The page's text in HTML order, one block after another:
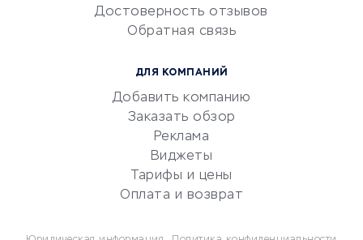
документооборот
Юридические компании
Бухгалтерия онлайн
Достоверность отзывов
Обратная связь
ДЛЯ КОМПАНИЙ
Добавить компанию
Заказать обзор
Реклама
Виджеты
Тарифы и цены
Оплата и возврат